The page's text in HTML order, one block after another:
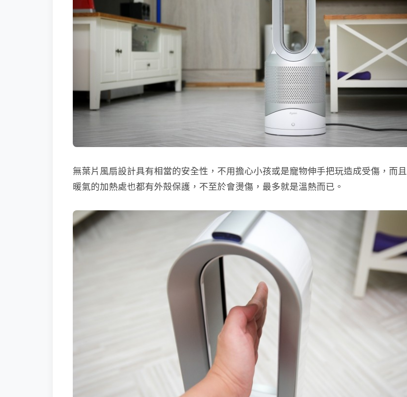
無葉片風扇設計具有相當的安全性，不用擔心小孩或是寵物伸手把玩造成受傷，而且
暖氣的加熱處也都有外殻保護，不至於會燙傷，最多就是溫熱而已。